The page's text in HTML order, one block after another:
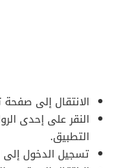
الانتقال إلى
النقر على إحدى
التطبيق.
تسجيل الدخول إلى